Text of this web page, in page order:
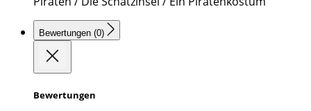
Bewertungen (0)
Bewertungen